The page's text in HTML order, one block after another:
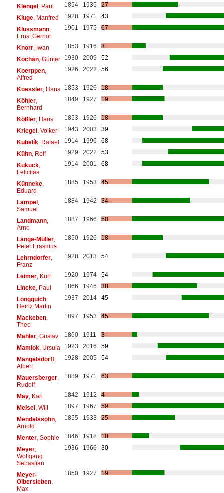
Klengel, Paul 1854 1935
27
Kluge, Manfred 1928 1971
43
Klussmann,
Ernst Gernot
1901 1975 67
Knorr, Iwan 1853 1916
8
Kochan, Günter 1930 2009
52
Koerppen,
Alfred
1926 2022 56
Koessler, Hans 1853 1926
18
Köhler,
Bernhard
1849 1927 19
Kößler, Hans 1853 1926
18
Kriegel, Volker 1943 2003
39
Kubelík, Rafael 1914 1996
68
Kühn, Rolf 1929 2022
53
Kukuck,
Felicitas
1914 2001 68
Künneke,
Eduard
1885 1953 45
Lampel,
Samuel
1884 1942 34
Landmann,
Arno
1887 1966 58
Lange-Müller,
Peter Erasmus
1850 1926 18
Lehrndorfer,
Franz
1928 2013 54
Leimer, Kurt 1920 1974
54
Lincke, Paul 1866 1946
38
Longquich,
Heinz Martin
1937 2014 45
Mackeben,
Theo
1897 1953 45
Mahler, Gustav 1860 1911
3
Mamlok, Ursula 1923 2016
59
Mangelsdorff,
Albert
1928 2005 54
Mauersberger,
Rudolf
1889 1971 63
May, Karl 1842 1912
4
Meisel, Will 1897 1967
59
Mendelssohn,
Arnold
1855 1933 25
Menter, Sophie 1846 1918
10
Meyer,
Wolfgang
Sebastian
1936 1966 30
Meyer-
Olbersleben,
Max
1850 1927 19